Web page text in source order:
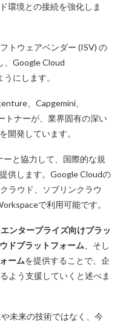
環境との接続を強化しま
トウェアベンダー (ISV) の
、Google Cloud
にします。
、Capgemini、
トナーが、業界固有の深い
開発しています。
ーと協力して、国際的な規
供します。Google Cloudの
ラウド、ソブリンクラウ
で利用可能です。
ンタープライズ向けプラッ
ドプラットフォーム 、そし
ームを提供することで、企
よう支援していくと述べま
未来の技術ではなく、今